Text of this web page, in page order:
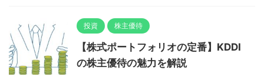
投資 株主優待
【株式ポートフォリオの定番】KDDI
の株主優待の魅力を解説